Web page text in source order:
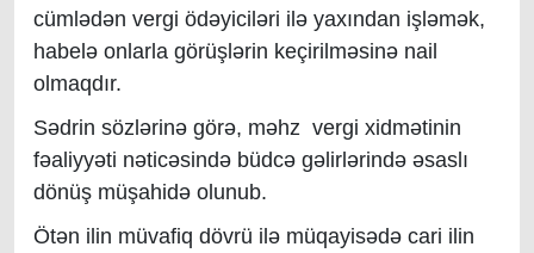
cümlədən vergi ödəyiciləri ilə yaxından işləmək,
habelə onlarla görüşlərin keçirilməsinə nail
olmaqdır.
Sədrin sözlərinə görə, məhz vergi xidmətinin
fəaliyyəti nəticəsində büdcə gəlirlərində əsaslı
dönüş müşahidə olunub.
Ötən ilin müvafiq dövrü ilə müqayisədə cari ilin